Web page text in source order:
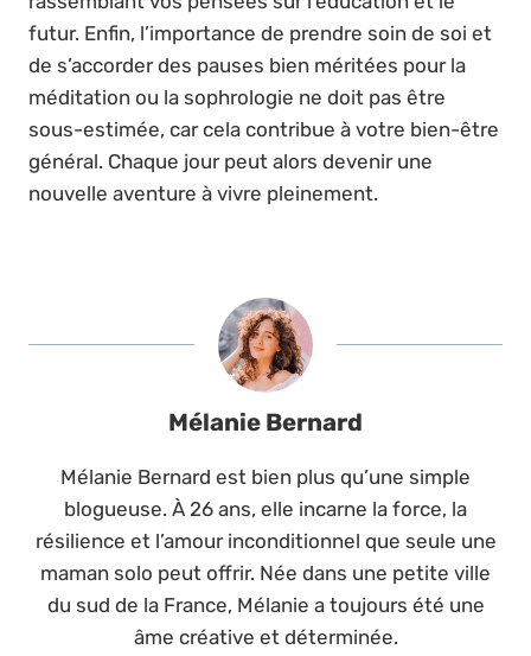
futur. Enfin, l’importance de prendre soin de soi et
de s’accorder des pauses bien méritées pour la
méditation ou la sophrologie ne doit pas être
sous-estimée, car cela contribue à votre bien-être
général. Chaque jour peut alors devenir une
nouvelle aventure à vivre pleinement.
Mélanie Bernard
Mélanie Bernard est bien plus qu’une simple
blogueuse. À 26 ans, elle incarne la force, la
résilience et l’amour inconditionnel que seule une
maman solo peut offrir. Née dans une petite ville
du sud de la France, Mélanie a toujours été une
âme créative et déterminée.